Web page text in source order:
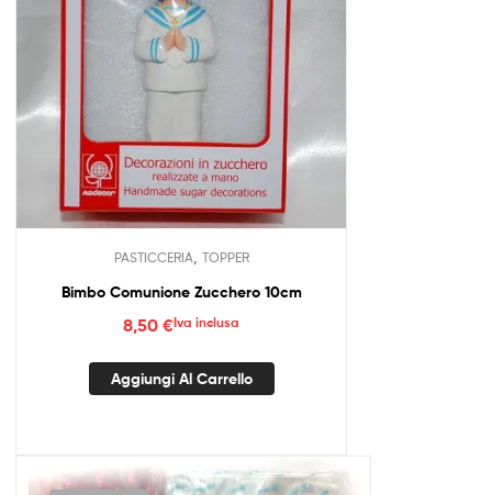
PASTICCERIA TOPPER
Bimbo Comunione Zucchero 10cm
8,50 €Iva inclusa
Aggiungi Al Carrello